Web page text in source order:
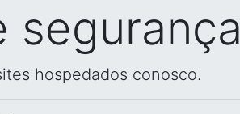
segurança
hospedados conosco.